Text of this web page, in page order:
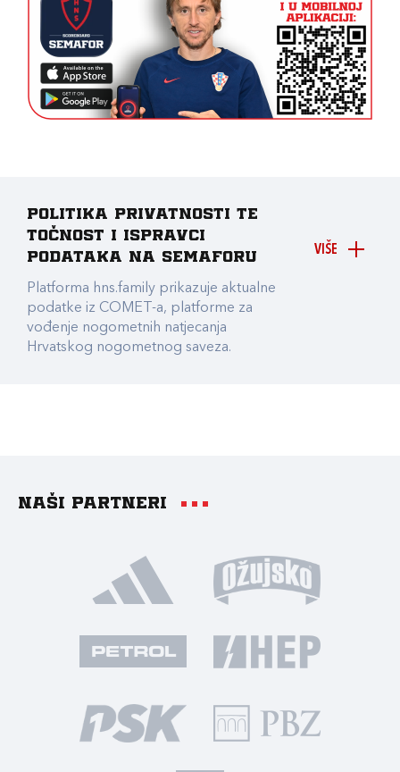
VIŠE
Politika privatnosti te
točnost i ispravci
podataka na Semaforu
Platforma hns.family prikazuje aktualne
podatke iz COMET-a, platforme za
vođenje nogometnih natjecanja
Hrvatskog nogometnog saveza.
Naši partneri